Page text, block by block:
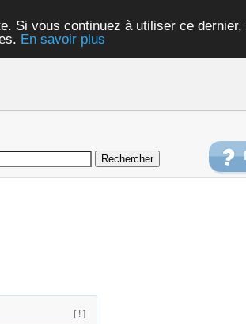
Si vous continuez à utiliser ce
En savoir plus
[ ! ]